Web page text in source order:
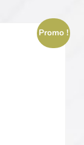
Promo !